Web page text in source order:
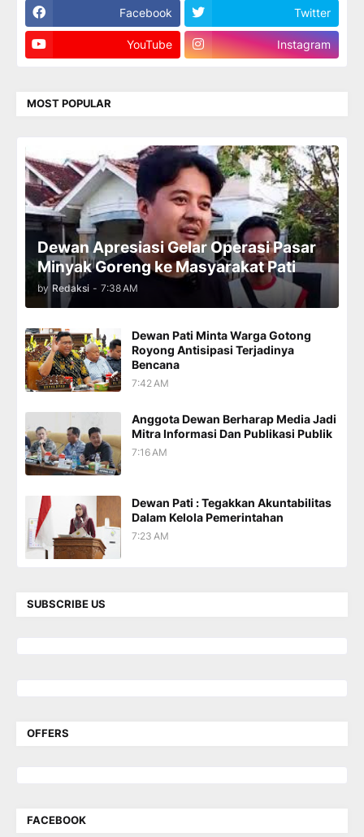
Facebook Twitter
YouTube Instagram
MOST POPULAR
Dewan Apresiasi Gelar Operasi Pasar
Minyak Goreng ke Masyarakat Pati
by Redaksi - 7:38 AM
Dewan Pati Minta Warga Gotong
Royong Antisipasi Terjadinya
Bencana
7:42 AM
Anggota Dewan Berharap Media Jadi
Mitra Informasi Dan Publikasi Publik
7:16 AM
Dewan Pati : Tegakkan Akuntabilitas
Dalam Kelola Pemerintahan
7:23 AM
SUBSCRIBE US
OFFERS
FACEBOOK